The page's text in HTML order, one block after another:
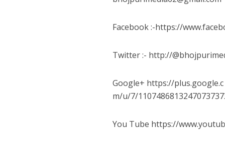
नेहा म्यूजिक वर्ल्ड पर
Facebook :-https://
Twitter :- http://
Google+ https://plus.google.c
m/u/7/
You Tube https://